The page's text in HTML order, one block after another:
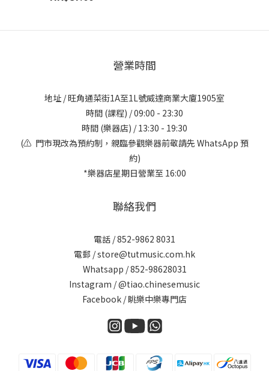
營業時間
地址 / 旺角通菜街1A至1L號威達商業大廈1905室
時間 (課程) / 09:00 - 23:30
時間 (樂器店) / 13:30 - 19:30
(⚠️ 門市現改為預約制，親臨參觀樂器前敬請先 WhatsApp 預
約)
*樂器店星期日營業至 16:00
聯絡我們
電話 / 852-9862 8031
電郵 / store@tutmusic.com.hk
Whatsapp /852-98628031
Instagram / @tiao.chinesemusic
Facebook / 眺樂中樂專門店